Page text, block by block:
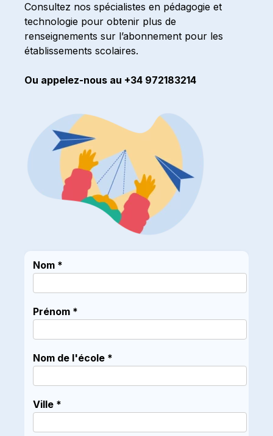
Consultez nos spécialistes en pédagogie et
technologie pour obtenir plus de
renseignements sur l’abonnement pour les
établissements scolaires.
Ou appelez-nous au +34 972183214